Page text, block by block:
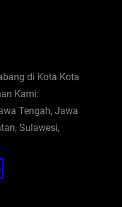
di Kota Kota
Kami:
Tengah, Jawa
Sulawesi,